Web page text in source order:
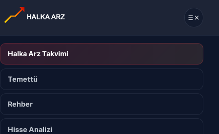
Halka Arz Takvimi
Temettü
Rehber
Hisse Analizi